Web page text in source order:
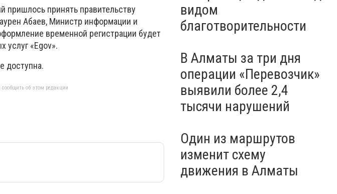
пришлось принять правительству
Абаев, Министр информации и
временной регистрации будет
услуг «Egov».
доступна.
об этом редакции
видом
благотворительности
В Алматы за три дня
операции «Перевозчик»
выявили более 2,4
тысячи нарушений
Один из маршрутов
изменит схему
движения в Алматы